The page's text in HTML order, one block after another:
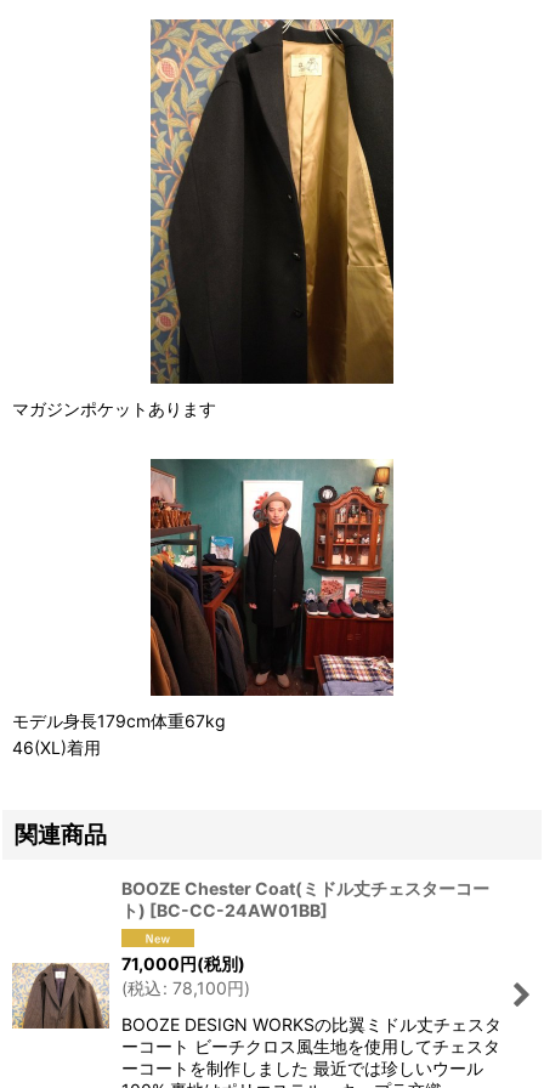
マガジンポケットあります
モデル身長179cm体重67kg
46(XL)着用
関連商品
BOOZE Chester Coat(ミドル丈チェスターコー
ト) [BC-CC-24AW01BB]
71,000円(税別)
(税込: 78,100円)
BOOZE DESIGN WORKSの比翼ミドル丈チェスタ
ーコート ビーチクロス風生地を使用してチェスタ
ーコートを制作しました 最近では珍しいウール